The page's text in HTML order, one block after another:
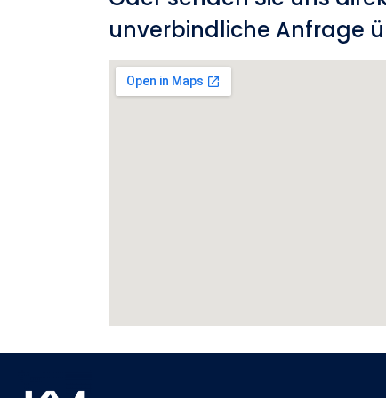
unverbindliche Anfrage